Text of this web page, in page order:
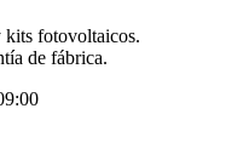
kits fotovoltaicos.
de fábrica.